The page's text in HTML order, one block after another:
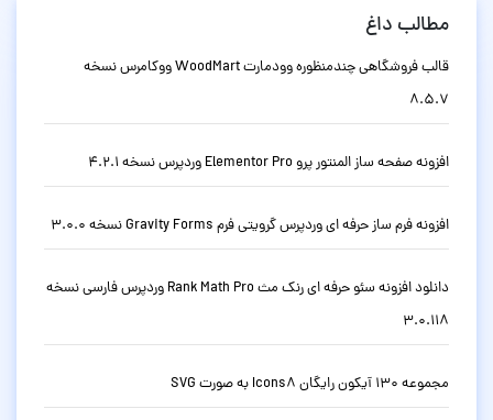
مطالب داغ
قالب فروشگاهی چندمنظوره وودمارت WoodMart ووکامرس نسخه
8.5.7
افزونه صفحه ساز المنتور پرو Elementor Pro وردپرس نسخه 4.2.1
افزونه فرم ساز حرفه ای وردپرس گرویتی فرم Gravity Forms نسخه 3.0.0
دانلود افزونه سئو حرفه ای رنک مث Rank Math Pro وردپرس فارسی نسخه
3.0.118
مجموعه 130 آیکون رایگان Icons8 به صورت SVG